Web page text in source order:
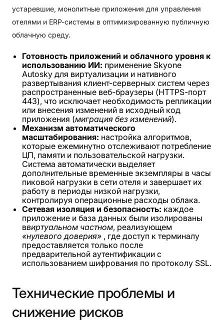
устаревшие, монолитные приложения для управления
отелями и ERP-системы в оптимизированную публичную
облачную среду.
Готовность приложений и облачного уровня к
использованию ИИ: применение Skyone
Autosky для виртуализации и нативного
развертывания клиент-серверных систем через
распространенные веб-браузеры (HTTPS-порт
443), что исключает необходимость репликации
или внесения изменений в исходный код
приложения (миграция без изменений).
Механизм автоматического
масштабирования: настройка алгоритмов,
которые ежеминутно отслеживают потребление
ЦП, памяти и пользовательской нагрузки.
Система автоматически выделяет
дополнительные временные экземпляры в часы
пиковой нагрузки в сети отеля и завершает их
работу в периоды низкой нагрузки,
контролируя операционные расходы облака.
Сетевая изоляция и безопасность: каждое
приложение и база данных были изолированы
ввиртуальном частном, реализующем
«нулевого доверия» , где доступ к терминалу
предоставляется только после
предварительной аутентификации с
использованием шифрования по протоколу SSL.
Технические проблемы и
снижение рисков